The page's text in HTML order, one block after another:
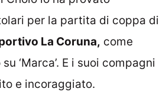
per la partita di coppa di
La Coruna, come
‘Marca’. E i suoi compagni
e incoraggiato.